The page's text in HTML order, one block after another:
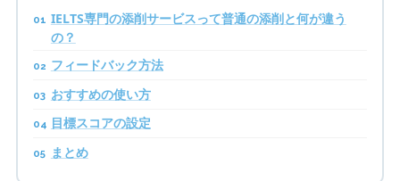
IELTS専門の添削サービスって普通の添削と何が違う
の？
フィードバック方法
おすすめの使い方
目標スコアの設定
まとめ